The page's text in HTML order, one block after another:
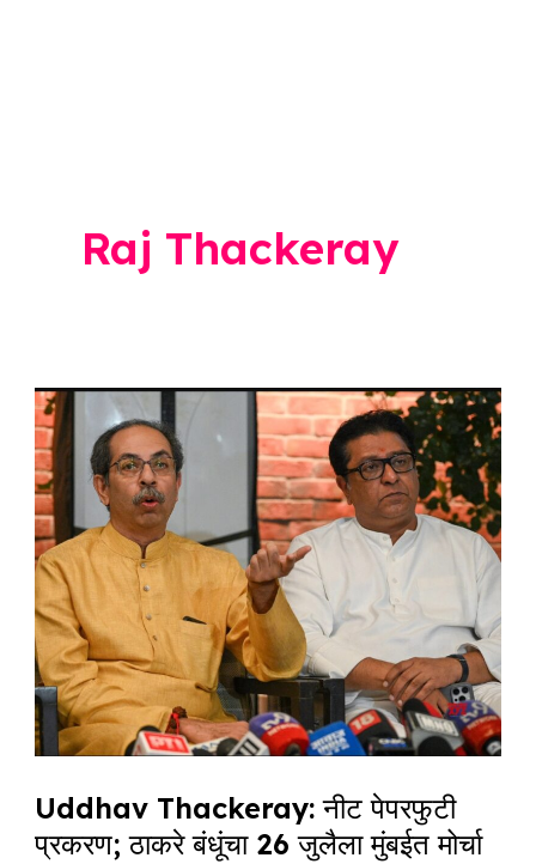
Raj Thackeray
Uddhav Thackeray: नीट पेपरफुटी
प्रकरण; ठाकरे बंधूंचा 26 जुलैला मुंबईत मोर्चा
Uddhav
Thackeray:
नीट
पेपरफुटी
प्रकरण;
ठाकरे
बंधूंचा
26
जुलैला
मुंबईत